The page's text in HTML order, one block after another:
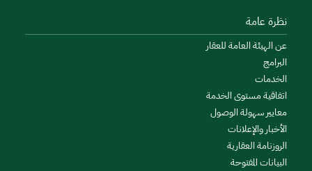
نظرة عامة
عن الهيئة العامة للعقار
البرامج
الخدمات
اتفاقية مستوى الخدمة
معايير سهولة الوصول
الأخبار والإعلانات
الروزنامة العقارية
البيانات المفتوحة